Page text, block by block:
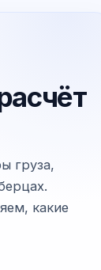
груза,
какие